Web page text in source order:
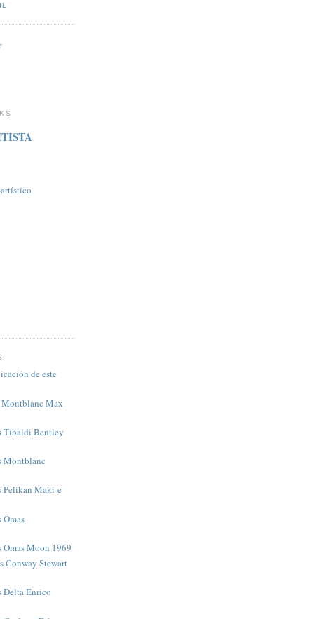
de este
Montblanc Max
Tibaldi Bentley
Montblanc
Pelikan Maki-e
Omas Moon 1969
Conway Stewart
Delta Enrico